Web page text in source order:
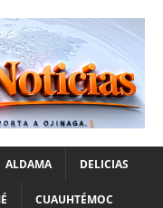
ALDAMA DELICIAS
CUAUHTÉMOC